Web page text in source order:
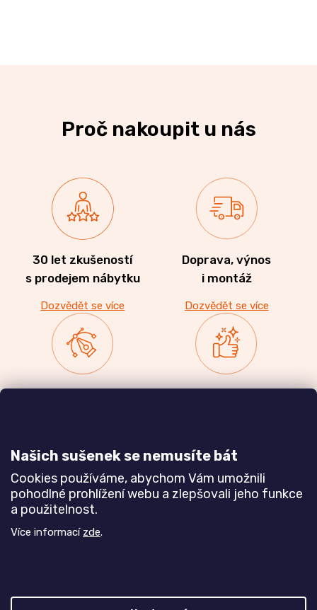
Našich sušenek se nemusíte bát
Cookies používáme, abychom Vám umožnili
pohodlné prohlížení webu a zlepšovali jeho funkce
a použitelnost.
Více informací zde.
Proč nakoupit u nás
30 let zkušeností
s prodejem nábytku
Dozvědět se více
Doprava, výnos
i montáž
Dozvědět se více
Dozvědět se více Dozvědět se více